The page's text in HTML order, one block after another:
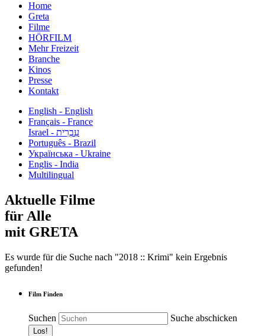
Home
Greta
Filme
HÖRFILM
Mehr Freizeit
Branche
Kinos
Presse
Kontakt
English - English
Français - France
עִבְרִית - Israel
Português - Brazil
Українська - Ukraine
Englis - India
Multilingual
Aktuelle Filme
für Alle
mit GRETA
Es wurde für die Suche nach "2018 :: Krimi" kein Ergebnis
gefunden!
Film Finden
Suchen Suche abschicken